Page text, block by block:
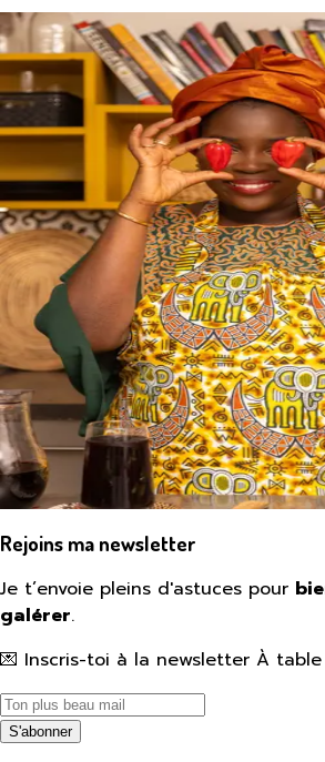
Rejoins ma newsletter
Je t’envoie pleins d'astuces pour
galérer.
💌 Inscris-toi à la newsletter À
S'abonner